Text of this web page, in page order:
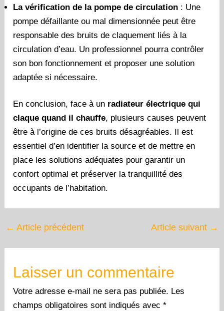
La vérification de la pompe de circulation : Une
pompe défaillante ou mal dimensionnée peut être
responsable des bruits de claquement liés à la
circulation d’eau. Un professionnel pourra contrôler
son bon fonctionnement et proposer une solution
adaptée si nécessaire.
En conclusion, face à un radiateur électrique qui
claque quand il chauffe, plusieurs causes peuvent
être à l’origine de ces bruits désagréables. Il est
essentiel d’en identifier la source et de mettre en
place les solutions adéquates pour garantir un
confort optimal et préserver la tranquillité des
occupants de l’habitation.
← Article précédent Article suivant →
Laisser un commentaire
Votre adresse e-mail ne sera pas publiée. Les
champs obligatoires sont indiqués avec*